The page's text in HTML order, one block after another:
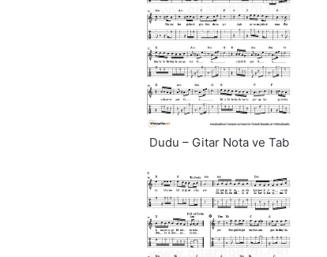
Dudu – Gitar Nota ve Tab